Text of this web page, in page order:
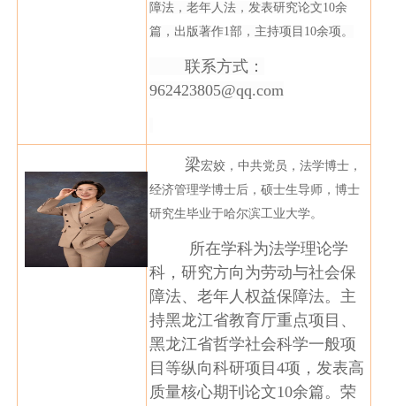
障法，老年人法，发表研究论文10余
篇，出版著作1部，主持项目 10余项。
联系方式：
962423805@qq.com
梁宏姣，中共党员，法学博士，
经济管理学博士后，硕士生导师，博士
研究生毕业于哈尔滨工业大学。
所在学科为法学理论学
科，研究方向为劳动与社会保
障法、老年人权益保障法。主
持黑龙江省教育厅重点项目、
黑龙江省哲学社会科学一般项
目等纵向科研项目4项，发表高
质量核心期刊论文10余篇。荣